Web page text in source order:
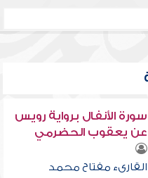
سورة الأنفال برواية رويس
عن يعقوب الحضرمي
القارىء مفتاح محمد